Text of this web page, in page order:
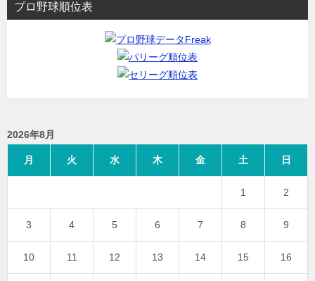
プロ野球順位表
2026年8月
月 火 水 木 金 土 日
1 2
3 4 5 6 7 8 9
10 11 12 13 14 15 16